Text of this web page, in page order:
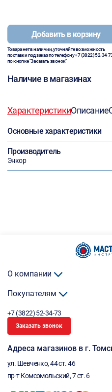
Добавить в корзину
Товара нет в наличии, уточняйте возможность
поставки под заказ по телефону+7 (3822) 52-34-
по кнопке "Заказать звонок"
Наличие в магазинах
ХарактеристикиОписание
Основные характеристики
Производитель
Энкор
О компании
Покупателям
+7 (3822) 52-34-73
Заказать звонок
Адреса магазинов в г.
ул. Шевченко, 44 ст. 46
пр-т Комсомольский, 7 ст. 6